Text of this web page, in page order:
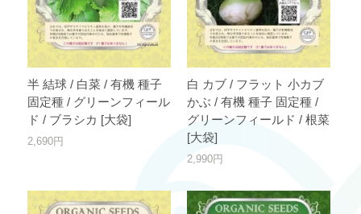
半 結球 / 白菜 / 有機 種子
固定種 / グリーンフィール
ド / ブラシカ [大袋]
2,690円
白 カブ / フラット 小カブ
かぶ / 有機 種子 固定種 /
グリーンフィールド / 根菜
[大袋]
2,990円